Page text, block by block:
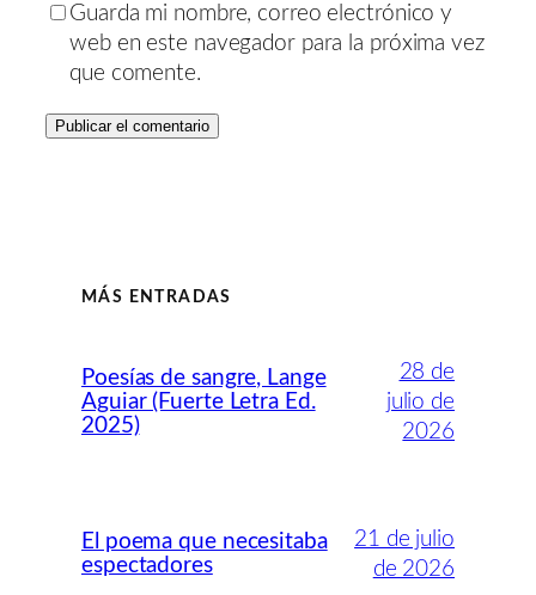
Guarda mi nombre, correo electrónico y
web en este navegador para la próxima vez
que comente.
MÁS ENTRADAS
Poesías de sangre, Lange
Aguiar (Fuerte Letra Ed.
2025)
28 de
julio de
2026
El poema que necesitaba
espectadores
21 de julio
de 2026